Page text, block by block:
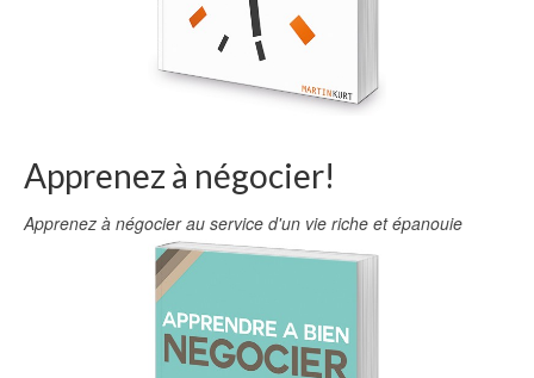
Apprenez à négocier!
Apprenez à négocier au service d'un vie riche et épanouie